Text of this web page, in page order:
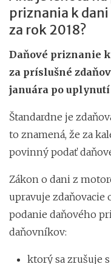
priznania k
za rok 2018?
Daňové priznanie
za príslušné
januára po uplynutí
Štandardne je
to znamená, že za
povinný podať
Zákon o dani z
upravuje zdaňovacie
podanie daňového
daňovníkov:
ktorý sa zrušuje